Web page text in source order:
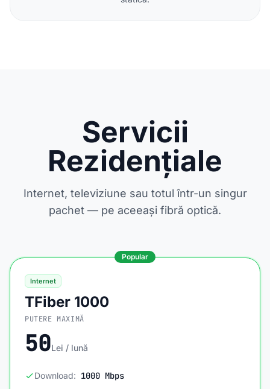
Servicii
Rezidențiale
Internet, televiziune sau totul într-un singur
pachet — pe aceeași fibră optică.
Popular
Internet
TFiber 1000
PUTERE MAXIMĂ
50Lei / lună
Download: 1000 Mbps